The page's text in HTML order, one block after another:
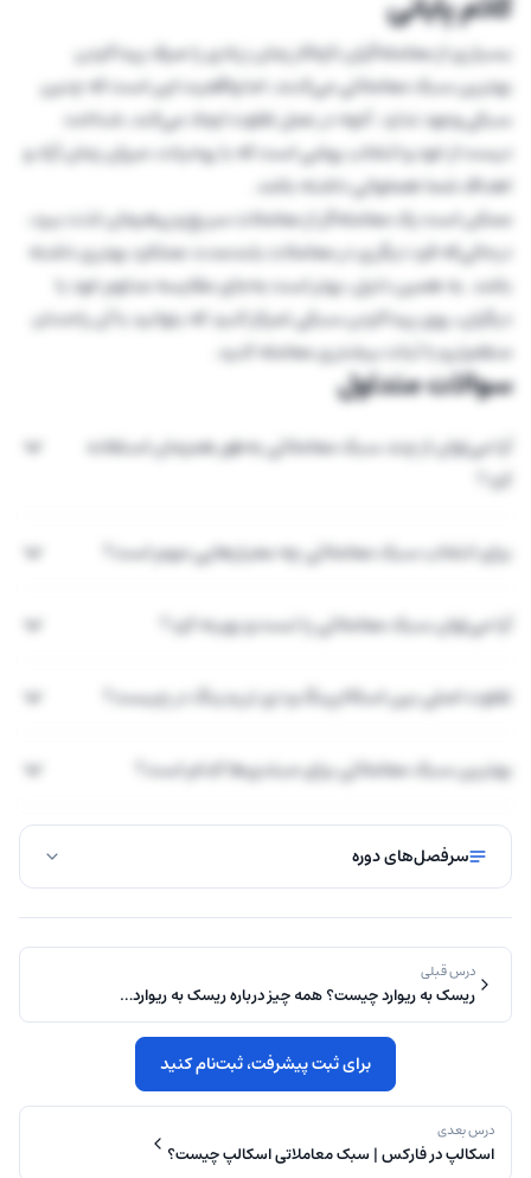
بسیاری از معامله‌گران تازه‌کار زمان زیادی را صرف پیداکردن
بهترین سبک معاملاتی می‌کنند، اما واقعیت این است که چنین
سبکی وجود ندارد. آنچه در عمل تفاوت ایجاد می‌کند، شناخت
درست از خود و انتخاب روشی است که با روحیات، میزان زمان آزاد و
اهداف شما همخوانی داشته باشد.
ممکن است یک معامله‌گر از معاملات سریع و پرهیجان لذت ببرد،
درحالی‌که فرد دیگری در معاملات بلندمدت عملکرد بهتری داشته
باشد. به همین دلیل، بهتر است به‌جای مقایسه مداوم خود با
دیگران، روی پیداکردن سبکی تمرکز کنید که بتوانید با آن راحت‌تر،
منظم‌تر و با ثبات بیشتری معامله کنید.
سوالات متداول
آیا می‌توان از چند سبک معاملاتی به‌طور همزمان استفاده
کرد؟
برای انتخاب سبک معاملاتی چه معیارهایی مهم است؟
آیا می‌توان سبک معاملاتی را تست و بهینه کرد؟
تفاوت اصلی بین اسکالپینگ و دی تریدینگ در چیست؟
بهترین سبک معاملاتی برای مبتدی‌ها کدام است؟
سرفصل‌های دوره
درس قبلی
ریسک به ریوارد چیست؟ همه چیز درباره ریسک به ریوارد…
برای ثبت پیشرفت، ثبت‌نام کنید
درس بعدی
اسکالپ در فارکس | سبک معاملاتی اسکالپ چیست؟